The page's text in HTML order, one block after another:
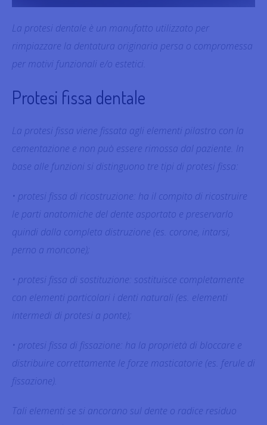
La protesi dentale è un manufatto utilizzato per
rimpiazzare la dentatura originaria persa o compromessa
per motivi funzionali e/o estetici.
Protesi fissa dentale
La protesi fissa viene fissata agli elementi pilastro con la
cementazione e non può essere rimossa dal paziente. In
base alle funzioni si distinguono tre tipi di protesi fissa:
• protesi fissa di ricostruzione: ha il compito di ricostruire
le parti anatomiche del dente asportato e preservarlo
quindi dalla completa distruzione (es. corone, intarsi,
perno a moncone);
• protesi fissa di sostituzione: sostituisce completamente
con elementi particolari i denti naturali (es. elementi
intermedi di protesi a ponte);
• protesi fissa di fissazione: ha la proprietà di bloccare e
distribuire correttamente le forze masticatorie (es. ferule di
fissazione).
Tali elementi se si ancorano sul dente o radice residuo